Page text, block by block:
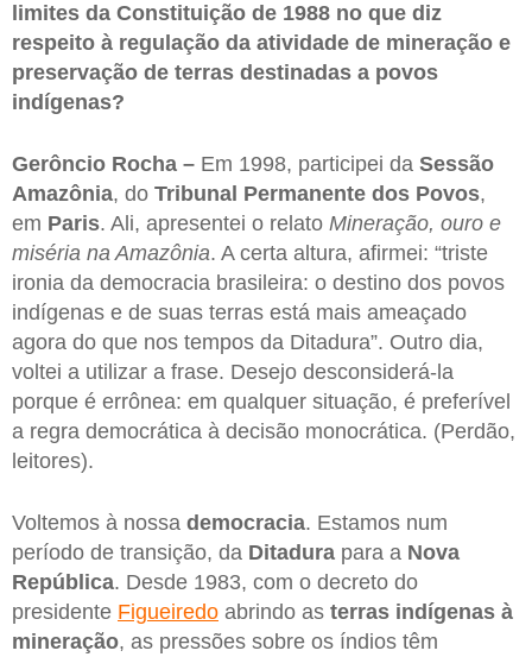
limites da Constituição de 1988 no que diz
respeito à regulação da atividade de mineração e
preservação de terras destinadas a povos
indígenas?
Gerôncio Rocha – Em 1998, participei da Sessão
Amazônia, do Tribunal Permanente dos Povos,
em Paris. Ali, apresentei o relato Mineração, ouro e
miséria na Amazônia. A certa altura, afirmei: “triste
ironia da democracia brasileira: o destino dos povos
indígenas e de suas terras está mais ameaçado
agora do que nos tempos da Ditadura”. Outro dia,
voltei a utilizar a frase. Desejo desconsiderá-la
porque é errônea: em qualquer situação, é preferível
a regra democrática à decisão monocrática. (Perdão,
leitores).
Voltemos à nossa democracia. Estamos num
período de transição, da Ditadura para a Nova
República. Desde 1983, com o decreto do
presidente Figueiredo abrindo as terras indígenas à
mineração, as pressões sobre os índios têm